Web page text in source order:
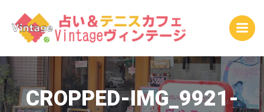
ン
テ
ツ
へ
ス
キ
CROPPED-IMG_9921-